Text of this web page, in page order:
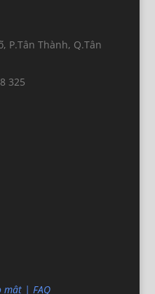
P.Tân Thành, Q.Tân
325
mật| FAQ